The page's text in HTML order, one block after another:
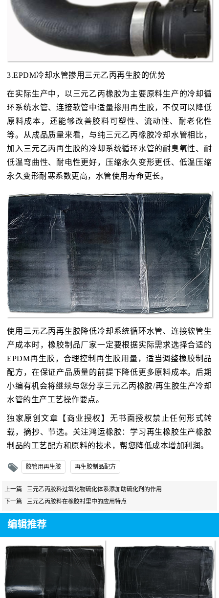
3.EPDM冷却水管掺用三元乙丙再生胶的优势
在实际生产中，以三元乙丙橡胶为主要原料生产的冷却循
环系统水管、连接软管中适量掺用再生胶，不仅可以降低
原料成本，还能够改善胶料可塑性、流动性、耐老化性
等。从成品质量来看，与纯三元乙丙橡胶冷却水管相比，
加入三元乙丙再生胶的冷却系统循环水管的耐臭氧性、耐
低温弯曲性、耐电性更好，压缩永久变形更低、低温压缩
永久变形耐寒系数更高，水管使用寿命更长。
使用三元乙丙再生胶降低冷却系统循环水管、连接软管生
产成本时，橡胶制品厂家一定要根据实际需求选择合适的
EPDM再生胶，合理控制再生胶用量，适当调整橡胶制品
配方，在保证产品质量的前提下降低更多原料成本。后期
小编有机会将继续与您分享三元乙丙橡胶/再生胶生产冷却
水管的生产工艺操作要点。
独家原创文章【商业授权】无书面授权禁止任何形式转
载，摘抄、节选。关注鸿运橡胶：学习再生橡胶生产橡胶
制品的工艺配方和原料的技术，帮您降低成本增加利润。
胶管用再生胶 再生胶制品配方
上一篇
三元乙丙胶料过氧化物硫化体系添加助硫化剂的作用
下一篇
三元乙丙胶料在橡胶衬里中的应用特点
编辑推荐